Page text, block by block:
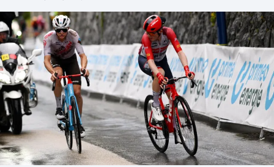
Baseball a softbal
Basketbal
Biatlon
Boby a skeleton
Box
Historické návraty
Aplikace ČT sport
AZ kvíz